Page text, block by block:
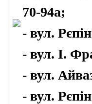
70-94а;
- вул.
- вул. І.
- вул.
- вул.